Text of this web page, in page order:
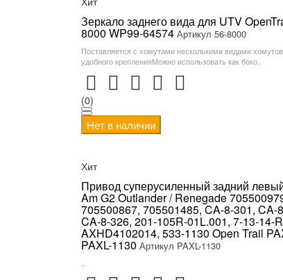
Зеркало заднего вида для UTV
8000 WP99-64574 Артикул 56-8000
Поставляется с хомутами несколькими видами
удобного крепленияМожно использовать как боко..
(0)
Нет в наличии
Хит
Привод суперусиленный задний
Am G2 Outlander / Renegade
705500867, 705501485, CA-8-301, CA-
CA-8-326, 201-105R-01L.001, 7-13-14-
AXHD4102014, 533-1130 Open Trail
PAXL-1130 Артикул PAXL-1130